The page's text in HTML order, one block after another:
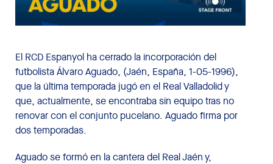
El RCD Espanyol ha cerrado la incorporación del
futbolista Álvaro Aguado, (Jaén, España, 1-05-1996),
que la última temporada jugó en el Real Valladolid y
que, actualmente, se encontraba sin equipo tras no
renovar con el conjunto pucelano. Aguado firma por
dos temporadas.
Aguado se formó en la cantera del Real Jaén y,